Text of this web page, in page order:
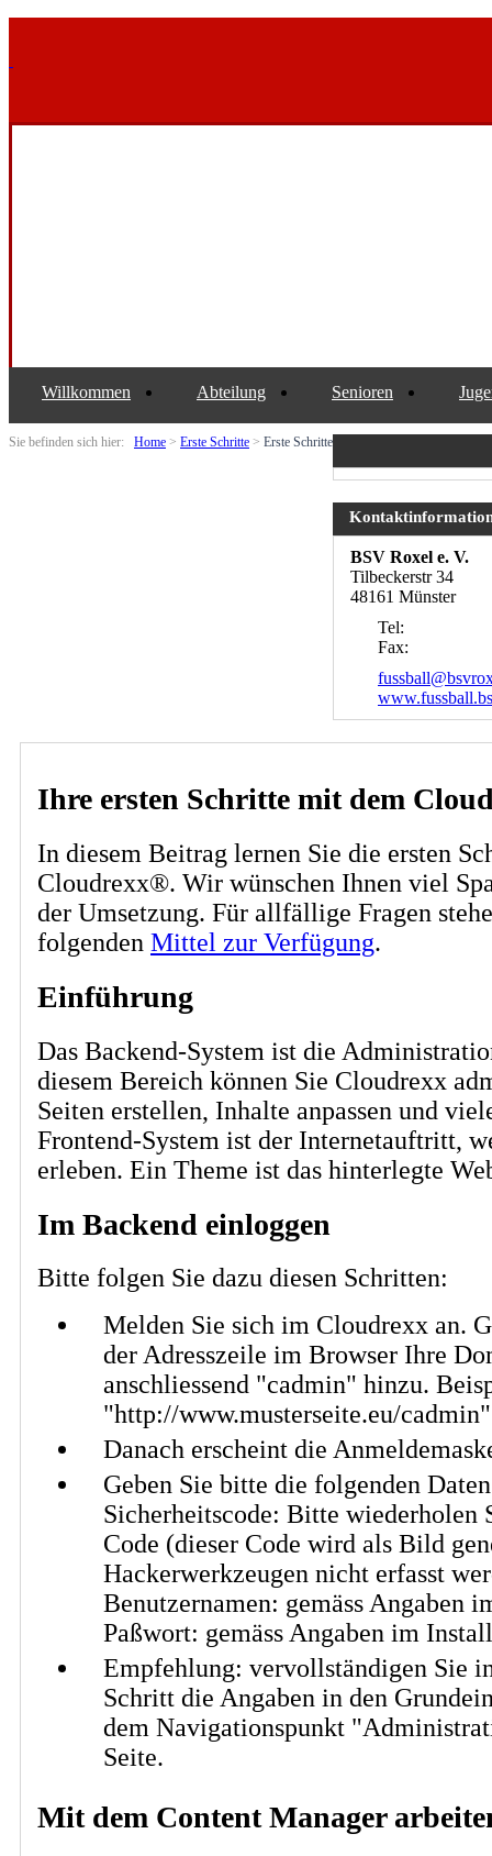
Willkommen Abteilung Senioren
Sie befinden sich hier: Home > Erste Schritte > Erste Schritte
BSV Roxel e. V.
Tilbeckerstr 34
48161 Münster
Tel:
Fax:
Ihre ersten Schritte mit dem
In diesem Beitrag lernen Sie die ersten
Cloudrexx®. Wir wünschen Ihnen viel
der Umsetzung. Für allfällige Fragen
folgenden Mittel zur Verfügung.
Einführung
Das Backend-System ist die
diesem Bereich können Sie Cloudrexx
Seiten erstellen, Inhalte anpassen und
Frontend-System ist der Internetauftritt,
erleben. Ein Theme ist das hinterlegte
Im Backend einloggen
Bitte folgen Sie dazu diesen Schritten:
Melden Sie sich im Cloudrexx an.
der Adresszeile im Browser Ihre
anschliessend "cadmin" hinzu.
"http://www.musterseite.eu/cadmin"
Danach erscheint die
Geben Sie bitte die folgenden
Sicherheitscode: Bitte wiederholen
Code (dieser Code wird als Bild
Hackerwerkzeugen nicht erfasst
Benutzernamen: gemäss Angaben
Paßwort: gemäss Angaben im
Empfehlung: vervollständigen Sie
Schritt die Angaben in den
dem Navigationspunkt
Seite.
Mit dem Content Manager